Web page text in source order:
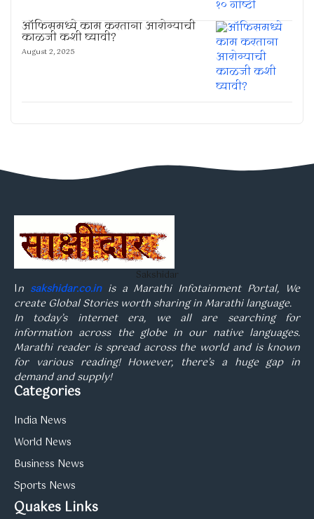
ऑफिसमध्ये काम करताना आरोग्याची
काळजी कशी घ्यावी?
August 2, 2025
Sakshidar
In sakshidar.co.inis a Marathi Infotainment Portal, We
create Global Stories worth sharing in Marathi language.
In today’s internet era, we all are searching for
information across the globe in our native languages.
Marathi reader is spread across the world and is known
for various reading! However, there’s a huge gap in
demand and supply!
Categories
India News
World News
Business News
Sports News
Quakes Links